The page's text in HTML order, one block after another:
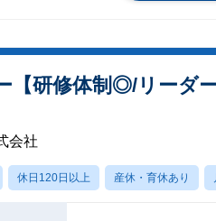
【研修体制◎/リーダ
会社
休日120日以上 産休・育休あり